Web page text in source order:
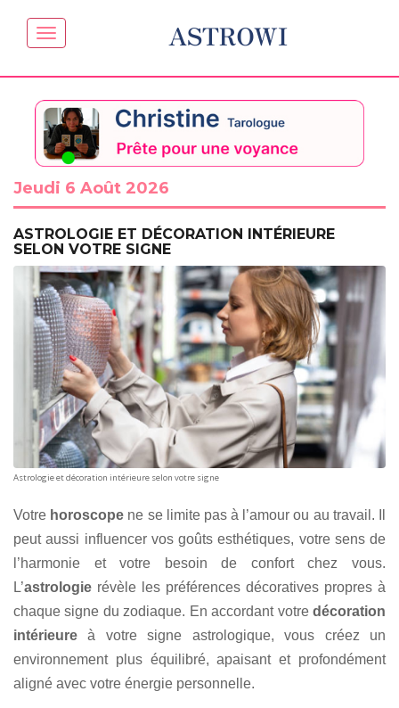
ASTROWI
Jeudi 6 Août 2026
ASTROLOGIE ET DÉCORATION INTÉRIEURE
SELON VOTRE SIGNE
Astrologie et décoration intérieure selon votre signe
Votre horoscope ne se limite pas à l’amour ou au travail. Il
peut aussi influencer vos goûts esthétiques, votre sens de
l’harmonie et votre besoin de confort chez vous.
L’astrologie révèle les préférences décoratives propres à
chaque signe du zodiaque. En accordant votre décoration
intérieure à votre signe astrologique, vous créez un
environnement plus équilibré, apaisant et profondément
aligné avec votre énergie personnelle.